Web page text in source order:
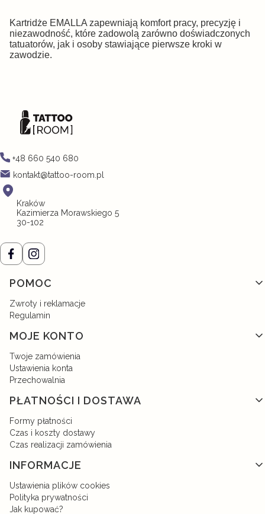
Kartridże EMALLA zapewniają komfort pracy, precyzję i
niezawodność, które zadowolą zarówno doświadczonych
tatuatorów, jak i osoby stawiające pierwsze kroki w
zawodzie.
+48 660 540 680
kontakt@tattoo-room.pl
Kraków
Kazimierza Morawskiego 5
30-102
Linki w stopce
POMOC
Zwroty i reklamacje
Regulamin
MOJE KONTO
Twoje zamówienia
Ustawienia konta
Przechowalnia
PŁATNOŚCI I DOSTAWA
Formy płatności
Czas i koszty dostawy
Czas realizacji zamówienia
INFORMACJE
Ustawienia plików cookies
Polityka prywatności
Jak kupować?